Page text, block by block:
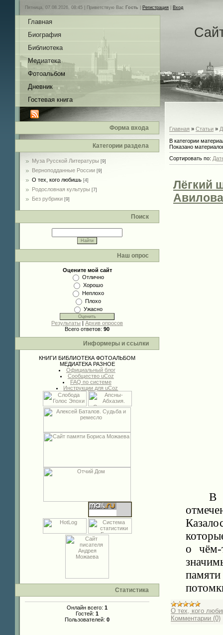
Пятница, 07.08.2026, 08:45 | Приветствую Вас Гость Регистрация Вход
Главная
Биография
Библиотека
Медиатека
Фотоальбом
Дневник
Гостевая книга
Форма входа
Категории раздела
Муза Русской Литературы [9]
Верноподданные России [9]
О тех, кого любишь [4]
Родословная культуры [7]
Без рубрики [9]
Поиск
Наш опрос
Оцените мой сайт
Отлично
Хорошо
Неплохо
Плохо
Ужасно
Результаты | Архив опросов
Всего ответов: 90
Информеры и ссылки
КНИГИ БИБЛИОТЕКА ФОТОАЛЬБОМ
МЕДИАТЕКА РАЗНОЕ
Официальный блог
Сообщество uCoz
FAQ по системе
Инструкции для uCoz
Статистика
Онлайн всего: 1
Гостей: 1
Пользователей: 0
Главная » Статьи »
В категории
Показано
Сортировать по:
Лёгкий
Авилова
В
о чём-
О тех, кого
Комментарии (0)